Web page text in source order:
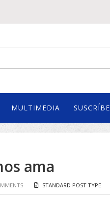
MULTIMEDIA
ama
STANDARD POST TYPE